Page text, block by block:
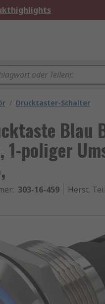
/ Drucktaster-Schalter
Blau
1-poliger
: 303-16-459 Herst.